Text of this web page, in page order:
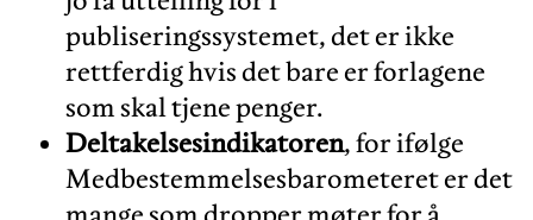
publiseringssystemet, det er ikke
rettferdig hvis det bare er forlagene
som skal tjene penger.
Deltakelsesindikatoren, for ifølge
Medbestemmelsesbarometeret er det